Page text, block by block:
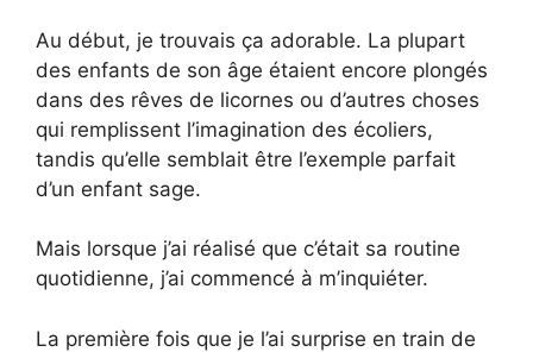
Au début, je trouvais ça adorable. La plupart
des enfants de son âge étaient encore plongés
dans des rêves de licornes ou d’autres choses
qui remplissent l’imagination des écoliers,
tandis qu’elle semblait être l’exemple parfait
d’un enfant sage.
Mais lorsque j’ai réalisé que c’était sa routine
quotidienne, j’ai commencé à m’inquiéter.
La première fois que je l’ai surprise en train de